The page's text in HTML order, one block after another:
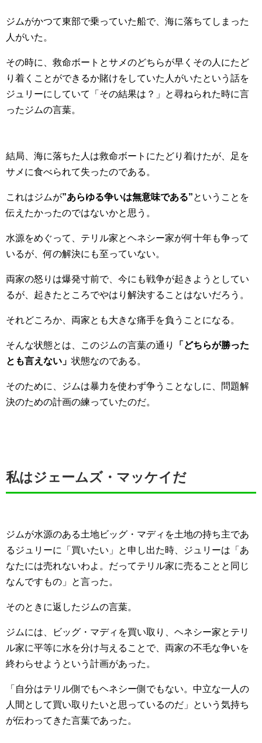
ジムがかつて東部で乗っていた船で、海に落ちてしまった
人がいた。
その時に、救命ボートとサメのどちらが早くその人にたど
り着くことができるか賭けをしていた人がいたという話を
ジュリーにしていて「その結果は？」と尋ねられた時に言
ったジムの言葉。
結局、海に落ちた人は救命ボートにたどり着けたが、足を
サメに食べられて失ったのである。
これはジムが”あらゆる争いは無意味である”ということを
伝えたかったのではないかと思う。
水源をめぐって、テリル家とヘネシー家が何十年も争って
いるが、何の解決にも至っていない。
両家の怒りは爆発寸前で、今にも戦争が起きようとしてい
るが、起きたところでやはり解決することはないだろう。
それどころか、両家とも大きな痛手を負うことになる。
そんな状態とは、このジムの言葉の通り
「どちらが勝った
とも言えない」 状態なのである。
そのために、ジムは暴力を使わず争うことなしに、問題解
決のための計画の練っていたのだ。
私はジェームズ・マッケイだ
ジムが水源のある土地ビッグ・マディを土地の持ち主であ
るジュリーに「買いたい」と申し出た時、ジュリーは「あ
なたには売れないわよ。だってテリル家に売ることと同じ
なんですもの」と言った。
そのときに返したジムの言葉。
ジムには、ビッグ・マディを買い取り、ヘネシー家とテリ
ル家に平等に水を分け与えることで、両家の不毛な争いを
終わらせようという計画があった。
「自分はテリル側でもヘネシー側でもない。中立な一人の
人間として買い取りたいと思っているのだ」という気持ち
が伝わってきた言葉であった。